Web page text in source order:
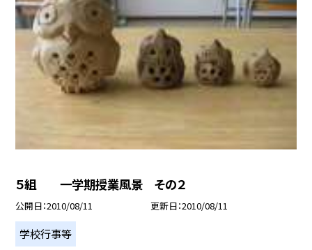
５組 一学期授業風景 その２
公開日 2010/08/11 更新日 2010/08/11
学校行事等